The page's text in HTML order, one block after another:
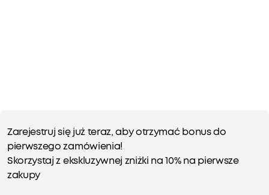
Zarejestruj się już teraz, aby otrzymać bonus do
pierwszego zamówienia!
Skorzystaj z ekskluzywnej zniżki na 10% na pierwsze
zakupy